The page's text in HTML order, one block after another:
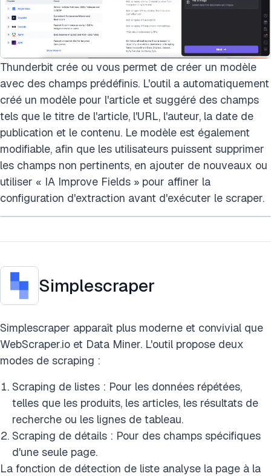
Thunderbit crée ou vous permet de créer un modèle
avec des champs prédéfinis. L'outil a automatiquement
créé un modèle pour l'article et suggéré des champs
tels que le titre de l'article, l'URL, l'auteur, la date de
publication et le contenu. Le modèle est également
modifiable, afin que les utilisateurs puissent supprimer
les champs non pertinents, en ajouter de nouveaux ou
utiliser « IA Improve Fields » pour affiner la
configuration d'extraction avant d'exécuter le scraper.
Simplescraper
Simplescraper apparaît plus moderne et convivial que
WebScraper.io et Data Miner. L'outil propose deux
modes de scraping :
Scraping de listes : Pour les données répétées,
telles que les produits, les articles, les résultats de
recherche ou les lignes de tableau.
Scraping de détails : Pour des champs spécifiques
d'une seule page.
La fonction de détection de liste analyse la page à la